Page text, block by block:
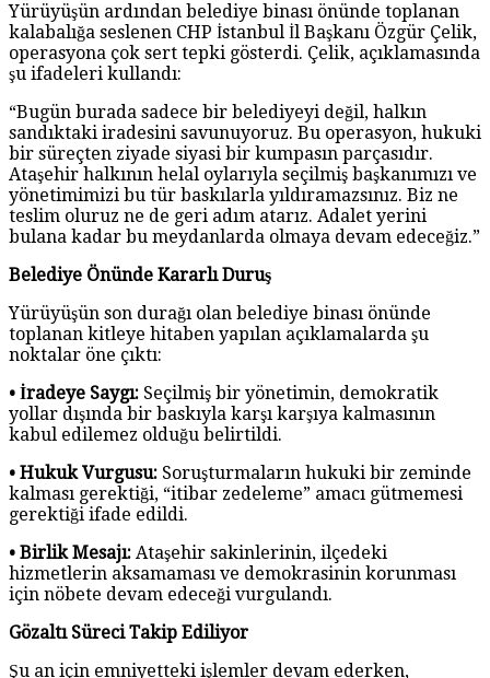
Yürüyüşün ardından belediye binası önünde toplanan
kalabalığa seslenen CHP İstanbul İl Başkanı Özgür Çelik,
operasyona çok sert tepki gösterdi. Çelik, açıklamasında
şu ifadeleri kullandı:
“Bugün burada sadece bir belediyeyi değil, halkın
sandıktaki iradesini savunuyoruz. Bu operasyon, hukuki
bir süreçten ziyade siyasi bir kumpasın parçasıdır.
Ataşehir halkının helal oylarıyla seçilmiş başkanımızı ve
yönetimimizi bu tür baskılarla yıldıramazsınız. Biz ne
teslim oluruz ne de geri adım atarız. Adalet yerini
bulana kadar bu meydanlarda olmaya devam edeceğiz.”
Belediye Önünde Kararlı Duruş
Yürüyüşün son durağı olan belediye binası önünde
toplanan kitleye hitaben yapılan açıklamalarda şu
noktalar öne çıktı:
• İradeye Saygı: Seçilmiş bir yönetimin, demokratik
yollar dışında bir baskıyla karşı karşıya kalmasının
kabul edilemez olduğu belirtildi.
• Hukuk Vurgusu: Soruşturmaların hukuki bir zeminde
kalması gerektiği, “itibar zedeleme” amacı gütmemesi
gerektiği ifade edildi.
• Birlik Mesajı: Ataşehir sakinlerinin, ilçedeki
hizmetlerin aksamaması ve demokrasinin korunması
için nöbete devam edeceği vurgulandı.
Gözaltı Süreci Takip Ediliyor
Şu an için emniyetteki işlemler devam ederken,